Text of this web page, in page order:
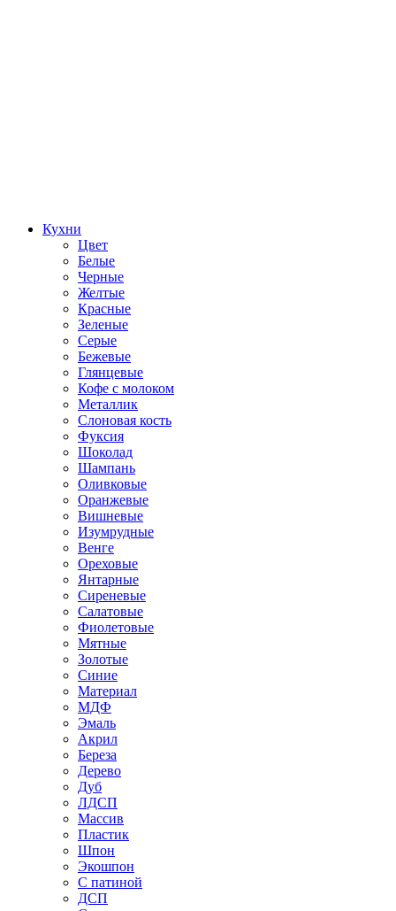
Кухни
Цвет
Белые
Черные
Желтые
Красные
Зеленые
Серые
Бежевые
Глянцевые
Кофе с молоком
Металлик
Слоновая кость
Фуксия
Шоколад
Шампань
Оливковые
Оранжевые
Вишневые
Изумрудные
Венге
Ореховые
Янтарные
Сиреневые
Салатовые
Фиолетовые
Мятные
Золотые
Синие
Материал
МДФ
Эмаль
Акрил
Береза
Дерево
Дуб
ЛДСП
Массив
Пластик
Шпон
Экошпон
С патиной
ДСП